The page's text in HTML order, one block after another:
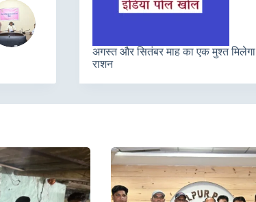
अगस्त और सितंबर माह का एक मुश्त मिलेगा
राशन